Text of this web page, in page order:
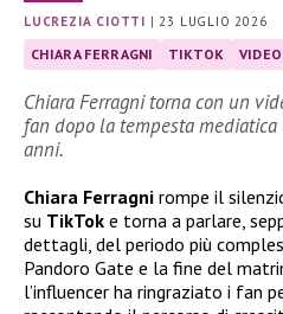
LUCREZIA CIOTTI |23 LUGLIO 2026
CHIARA FERRAGNI TIKTOK VIDEO
Chiara Ferragni torna con un
fan dopo la tempesta
anni.
Chiara Ferragni rompe il
su TikTok e torna a parlare,
dettagli, del periodo più
Pandoro Gate e la fine del
l’influencer ha ringraziato i fan